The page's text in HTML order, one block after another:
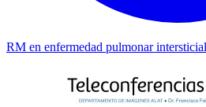
RM en enfermedad pulmonar intersticial